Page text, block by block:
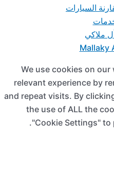
We use
relevant
and repeat
the use of
"Cookie